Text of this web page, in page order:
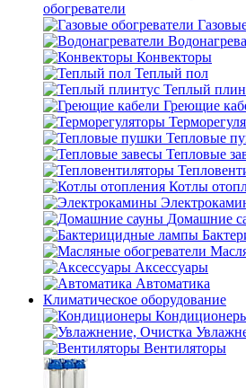
обогреватели
Конвекторы
Теплый пол
Теплый
Греющие
Тепловые
Тепловые
Котлы
Домашние
Аксессуары
Автоматика
Климатическое оборудование
Вентиляторы